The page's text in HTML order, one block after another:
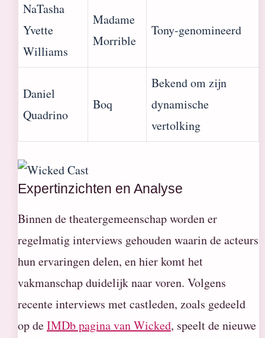
NaTasha
Yvette
Williams
Madame
Morrible
Tony-genomineerd
Daniel
Quadrino
Boq
Bekend om zijn
dynamische
vertolking
Expertinzichten en Analyse
Binnen de theatergemeenschap worden er
regelmatig interviews gehouden waarin de acteurs
hun ervaringen delen, en hier komt het
vakmanschap duidelijk naar voren. Volgens
recente interviews met castleden, zoals gedeeld
op deIMDb pagina van Wicked, speelt de nieuwe